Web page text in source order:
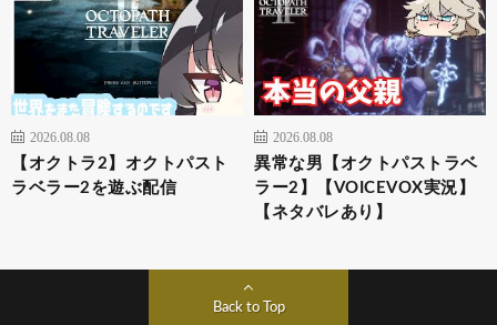
2026.08.08
【オクトラ2】オクトパスト
ラベラー2を遊ぶ配信
2026.08.08
異常な男【オクトパストラベ
ラー2】【VOICEVOX実況】
【ネタバレあり】
Back to Top